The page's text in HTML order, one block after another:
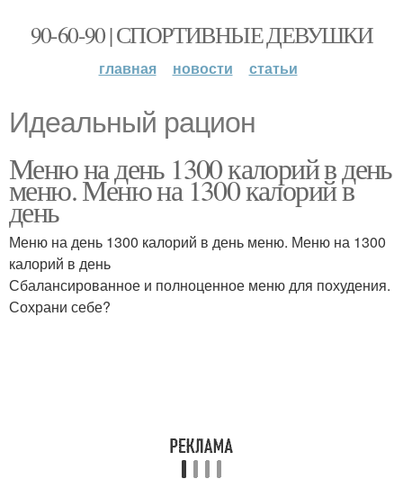
90-60-90 | СПОРТИВНЫЕ ДЕВУШКИ
главная новости статьи
Идеальный рацион
Меню на день 1300 калорий в день
меню. Меню на 1300 калорий в
день
Меню на день 1300 калорий в день меню. Меню на 1300
калорий в день
Сбалансированное и полноценное меню для похудения.
Сохрани себе?